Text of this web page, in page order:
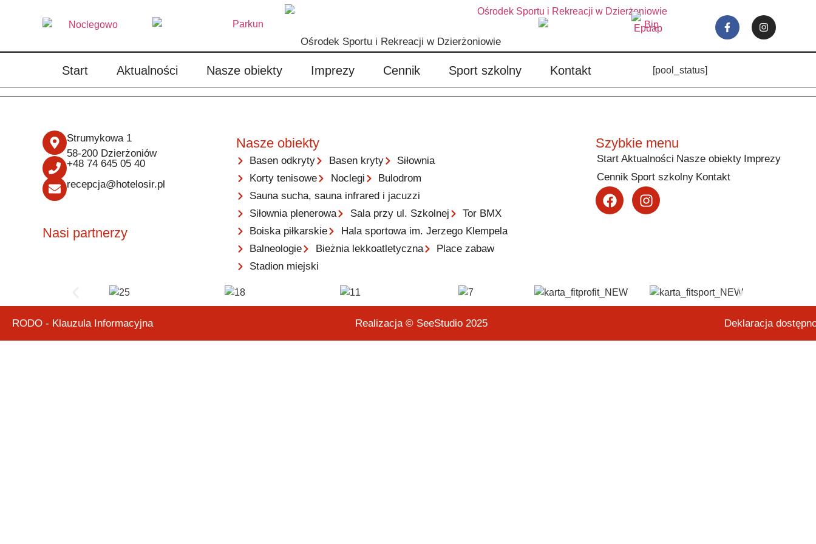
Ośrodek Sportu i Rekreacji w Dzierżoniowie
Start Aktualności Nasze obiekty Imprezy Cennik Sport szkolny Kontakt [pool_status]
Strumykowa 1
58-200 Dzierżoniów
+48 74 645 05 40
recepcja@hotelosir.pl
Nasi partnerzy
Nasze obiekty
Basen odkryty Basen kryty
Siłownia
Korty tenisowe
Noclegi
Bulodrom
Sauna sucha, sauna infrared i jacuzzi
Siłownia plenerowa
Sala przy ul. Szkolnej
Tor BMX
Boiska piłkarskie
Hala sportowa im. Jerzego Klempela
Balneologie
Bieżnia lekkoatletyczna
Place zabaw
Stadion miejski
Szybkie menu
Start Aktualności Nasze obiekty Imprezy
Cennik Sport szkolny Kontakt
RODO - Klauzula Informacyjna Realizacja © SeeStudio 2025 Deklaracja